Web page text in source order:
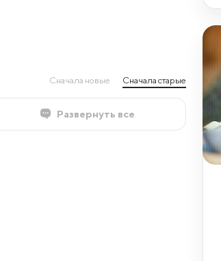
Сначала новые Сначала старые
Развернуть все